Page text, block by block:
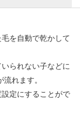
を自動で乾かして
られない子などに
れます。
定にすることがで